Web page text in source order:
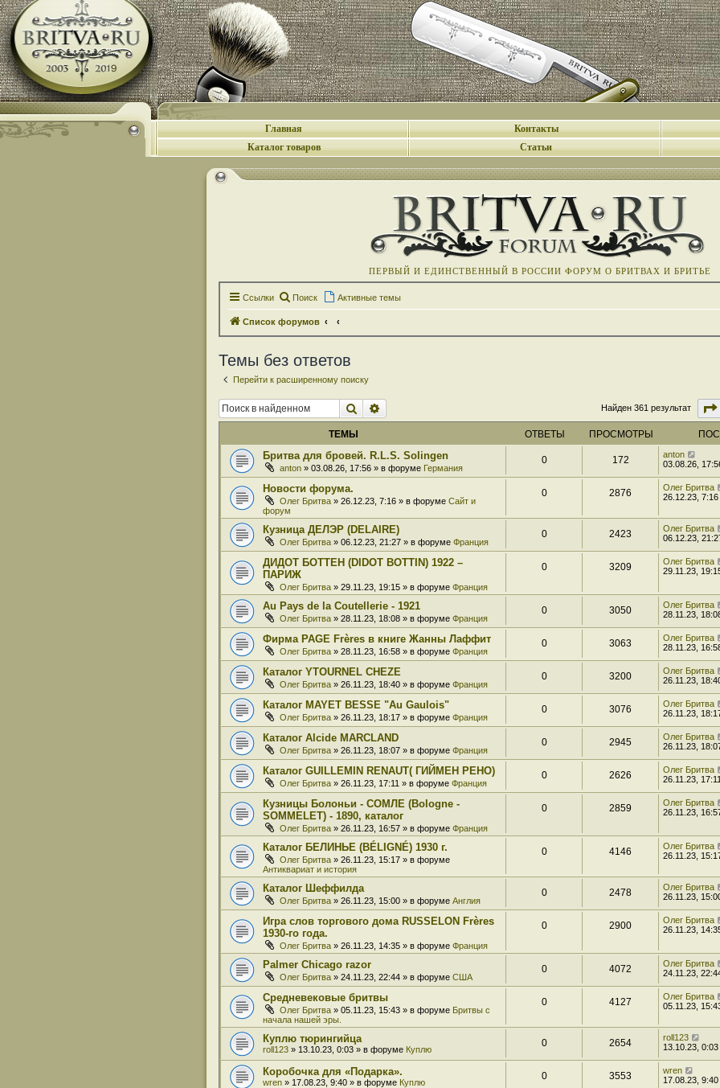
Главная Контакты
Каталог товаров
Статьи
ПЕРВЫЙ И ЕДИНСТВЕННЫЙ В РОССИИ ФОРУМ О БРИТВАХ И БРИТЬЕ
Ссылки Поиск Активные темы
Список форумов
Темы без ответов
Перейти к расширенному поиску
Поиск Найден 361 результат
ТЕМЫ ОТВЕТЫ ПРОСМОТРЫ
Бритва для бровей. R.L.S. Solingen
anton » 03.08.26, 17:56 » в форуме Германия
0 172
anton
03.08.26,
Новости форума.
Олег Бритва » 26.12.23, 7:16 » в форуме Сайт и
форум
0 2876
Олег Бритва
26.12.23, 7:16
Кузница ДЕЛЭР (DELAIRE)
Олег Бритва » 06.12.23, 21:27 » в форуме Франция
0 2423
Олег Бритва
06.12.23,
ДИДОТ БОТТЕН (DIDOT BOTTIN) 1922 –
ПАРИЖ
Олег Бритва » 29.11.23, 19:15 » в форуме Франция
0 3209
Олег Бритва
29.11.23,
Au Pays de la Coutellerie - 1921
Олег Бритва » 28.11.23, 18:08 » в форуме Франция
0 3050
Олег Бритва
28.11.23,
Фирма PAGE Frères в книге Жанны Лаффит
Олег Бритва » 28.11.23, 16:58 » в форуме Франция
0 3063
Олег Бритва
28.11.23,
Каталог YTOURNEL CHEZE
Олег Бритва » 26.11.23, 18:40 » в форуме Франция
0 3200
Олег Бритва
26.11.23,
Каталог MAYET BESSE "Au Gaulois"
Олег Бритва » 26.11.23, 18:17 » в форуме Франция
0 3076
Олег Бритва
26.11.23,
Каталог Alcide MARCLAND
Олег Бритва » 26.11.23, 18:07 » в форуме Франция
0 2945
Олег Бритва
26.11.23,
Каталог GUILLEMIN RENAUT( ГИЙМЕН РЕНО)
Олег Бритва » 26.11.23, 17:11 » в форуме Франция
0 2626
Олег Бритва
26.11.23, 17:11
Кузницы Болоньи - СОМЛЕ (Bologne -
SOMMELET) - 1890, каталог
Олег Бритва » 26.11.23, 16:57 » в форуме Франция
0 2859
Олег Бритва
26.11.23,
Каталог БЕЛИНЬЕ (BÉLIGNÉ) 1930 г.
Олег Бритва » 26.11.23, 15:17 » в форуме
Антиквариат и история
0 4146
Олег Бритва
26.11.23,
Каталог Шеффилда
Олег Бритва » 26.11.23, 15:00 » в форуме Англия
0 2478
Олег Бритва
26.11.23,
Игра слов торгового дома RUSSELON Frères
1930-го года.
Олег Бритва » 26.11.23, 14:35 » в форуме Франция
0 2900
Олег Бритва
26.11.23,
Palmer Chicago razor
Олег Бритва » 24.11.23, 22:44 » в форуме США
0 4072
Олег Бритва
24.11.23,
Средневековые бритвы
Олег Бритва » 05.11.23, 15:43 » в форуме Бритвы с
начала нашей эры.
0 4127
Олег Бритва
05.11.23,
Куплю тюрингийца
roll123 » 13.10.23, 0:03 » в форуме Куплю
0 2654
roll123
13.10.23, 0:03
Коробочка для «Подарка».
wren » 17.08.23, 9:40 » в форуме Куплю
0 3553
wren
17.08.23, 9:40